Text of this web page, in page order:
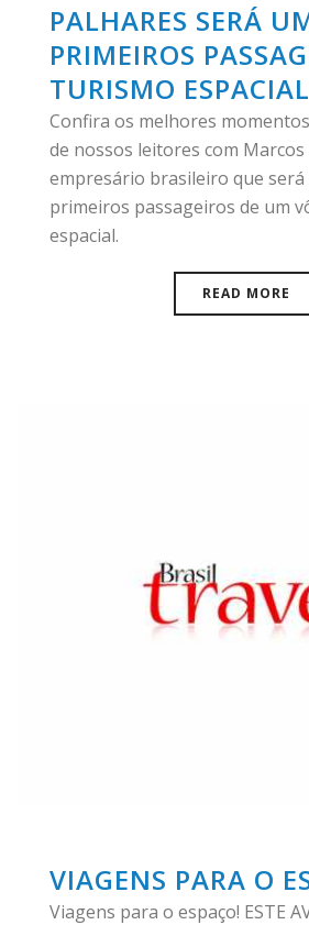
PALHARES SERÁ
PRIMEIROS
TURISMO ESPACIAL
Confira os melhores
de nossos leitores com Marcos
empresário brasileiro que será
primeiros passageiros de um
espacial.
READ MORE
VIAGENS PARA O
Viagens para o espaço! ESTE